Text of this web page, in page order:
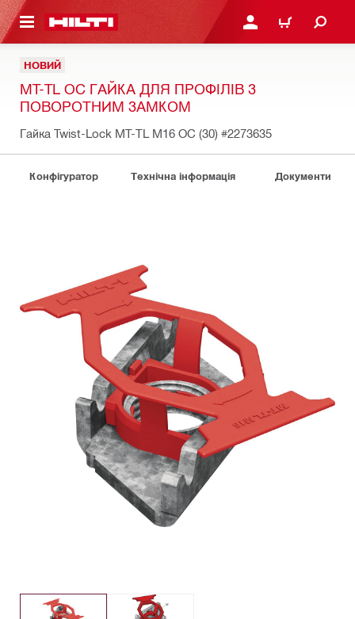
ЗМІСТУ УВІЙТИ АБО
КОШИК
НОВИЙ
MT-TL OC ГАЙКА ДЛЯ ПРОФІЛІВ З
ПОВОРОТНИМ ЗАМКОМ
Гайка Twist-Lock MT-TL M16 OC (30) #2273635
Конфігуратор Технічна інформація Документи